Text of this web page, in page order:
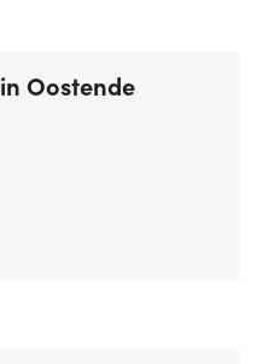
in Oostende